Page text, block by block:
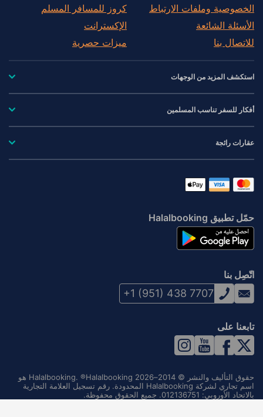
الخصوصية وملفات الارتباط
الأسئلة الشائعة
للاتصال بنا
كروز للمسافر المسلم
الإكسترانت
ميزات حصرية
استكشف المزيد من الوجهات
أفكار للسفر تناسب المسلمين
عقارات رائجة
حمّل تطبيق Halalbooking
اتّصِل بنا
+1 (951) 438 7707
تابعنا على
حقوق التأليف والنشر © 2014–2026 Halalbooking. ®Halalbooking هو
اسم تجاري لشركة Halalbooking المحدودة. رقم تسجيل العلامة التجارية
بالاتحاد الأوروبي: 012136751. جميع الحقوق محفوظة.